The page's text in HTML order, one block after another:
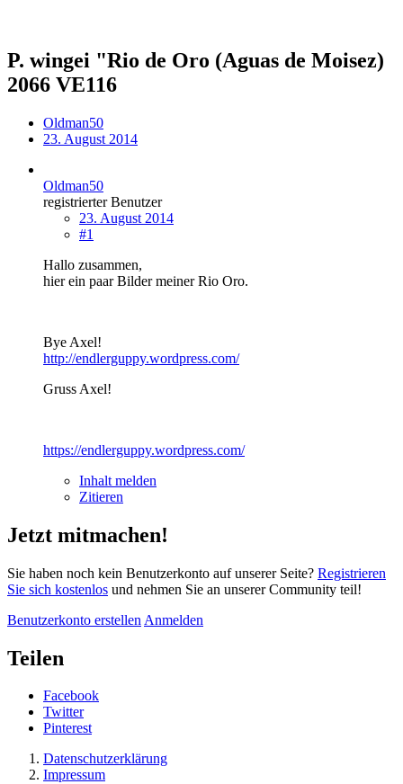
P. wingei "Rio de Oro (Aguas de Moisez)
2066 VE116
Oldman50
23. August 2014
Oldman50
registrierter Benutzer
23. August 2014
#1
Hallo zusammen,
hier ein paar Bilder meiner Rio Oro.
Bye Axel!
http://endlerguppy.wordpress.com/
Gruss Axel!
https://endlerguppy.wordpress.com/
Inhalt melden
Zitieren
Jetzt mitmachen!
Sie haben noch kein Benutzerkonto auf unserer Seite? Registrieren
Sie sich kostenlos und nehmen Sie an unserer Community teil!
Benutzerkonto erstellen Anmelden
Teilen
Facebook
Twitter
Pinterest
Datenschutzerklärung
Impressum